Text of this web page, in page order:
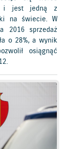
i jest jedną z
na świecie. W
2016 sprzedaż
o 28%, a wynik
osiągnąć